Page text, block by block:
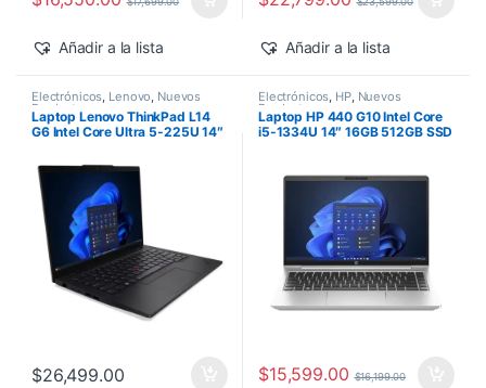
Añadir a la lista Añadir a la lista
Electrónicos, Lenovo, Nuevos
Productos
Laptop Lenovo ThinkPad L14
G6 Intel Core Ultra 5-225U 14″
Pro
$26,499.00
Electrónicos, HP, Nuevos
Productos
Laptop HP 440 G10 Intel Core
i5-1334U 14″ 16GB 512GB SSD
$15,599.00 $16,199.00